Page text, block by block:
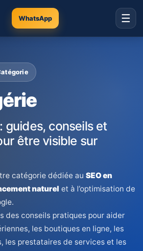
WhatsApp ☰
guides, conseils et
être visible sur
catégorie dédiée au SEO en
naturel et à l’optimisation de
des conseils pratiques pour aider
les boutiques en ligne, les
les prestataires de services et les